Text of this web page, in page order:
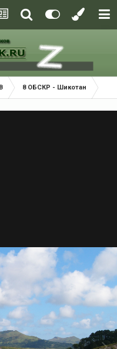
8 ОБСКР - Шикотан